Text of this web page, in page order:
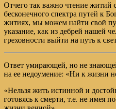
Отчего так важно чтение житий
бесконечного спектра путей к
житиях, мы можем найти свой
указание, как из дебрей нашей
греховности выйти на путь к
Ответ умирающей, но не
на ее недоумение: «Ни к жизни
«Нельзя жить истинной и
готовясь к смерти, т.е. не имея